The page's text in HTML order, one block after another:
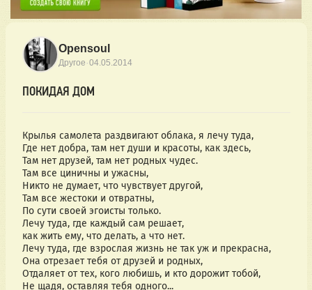
Opensoul
Другое ·04.05.2014
ПОКИДАЯ ДОМ
Крылья самолета раздвигают облака, я лечу туда,
Где нет добра, там нет души и красоты, как здесь,
Там нет друзей, там нет родных чудес.
Там все циничны и ужасны,
Никто не думает, что чувствует другой,
Там все жестоки и отвратны,
По сути своей эгоисты только.
Лечу туда, где каждый сам решает,
как жить ему, что делать, а что нет.
Лечу туда, где взрослая жизнь не так уж и прекрасна,
Она отрезает тебя от друзей и родных,
Отдаляет от тех, кого любишь, и кто дорожит тобой,
Не щадя, оставляя тебя одного...